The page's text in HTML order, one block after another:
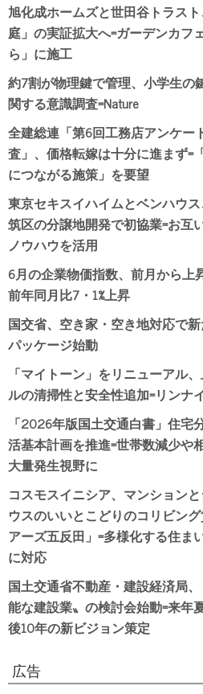
旭化成ホームズと世田谷トラス
庭」の実証拡大へ=ガーデンカフ
ら」に施工
約7割が物理鍵で管理、小学生の
関する意識調査=Nature
全建総連「第6回工務店アンケー
査」、価格転嫁は十分に進まず=
につながる施策」を要望
東京セキスイハイムとベンハウ
筑区の分譲地開発で初協業=お互
ノウハウを活用
6月の企業物価指数、前月から上
前年同月比7・1%上昇
国交省、空き家・空き地対応で
パッケージ始動
「マイトーン」をリニューアル
ルの清掃性と安全性追加=リンナ
「2026年版国土交通白書」住宅
活基本計画を推進=世帯数減少や
大量発生視野に
コスモスイニシア、マンション
ウスのいいとこどりのコリビン
アーズ五反田」=多様化する住ま
に対応
国土交通省不動産・建設経済局
能な建設業〟の検討会始動=来年
後10年の新ビジョン策定
広告